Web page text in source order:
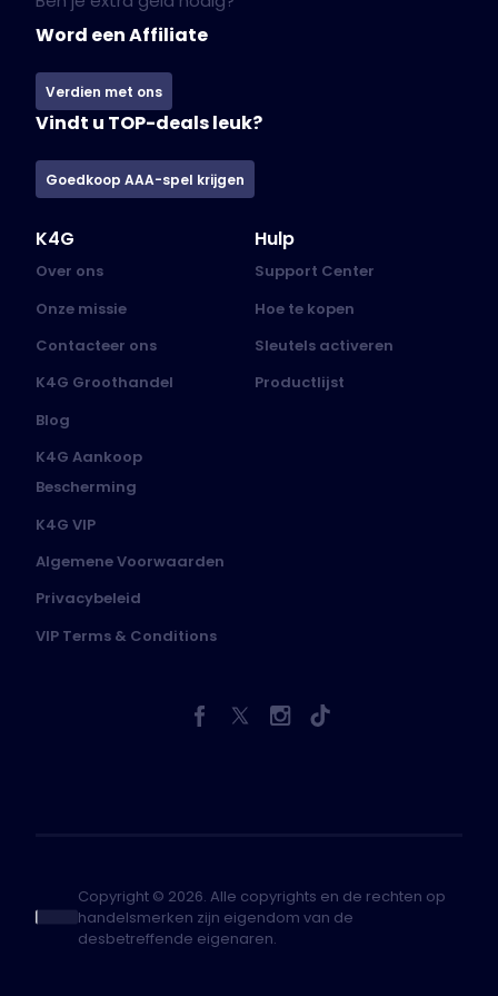
Word een Affiliate
Verdien met ons
Vindt u TOP-deals leuk?
Goedkoop AAA-spel krijgen
K4G
Over ons
Onze missie
Contacteer ons
K4G Groothandel
Blog
K4G Aankoop
Bescherming
K4G VIP
Algemene Voorwaarden
Privacybeleid
VIP Terms & Conditions
Hulp
Support Center
Hoe te kopen
Sleutels activeren
Productlijst
Copyright © 2026. Alle copyrights en de rechten op
handelsmerken zijn eigendom van de
desbetreffende eigenaren.